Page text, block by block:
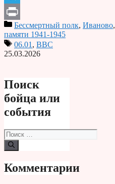
Telegram
PrintБессмертный полк, Иваново,
памяти 1941-1945
06.01 , ВВС
25.03.2026
Поиск
бойца или
события
Поиск:
Комментарии